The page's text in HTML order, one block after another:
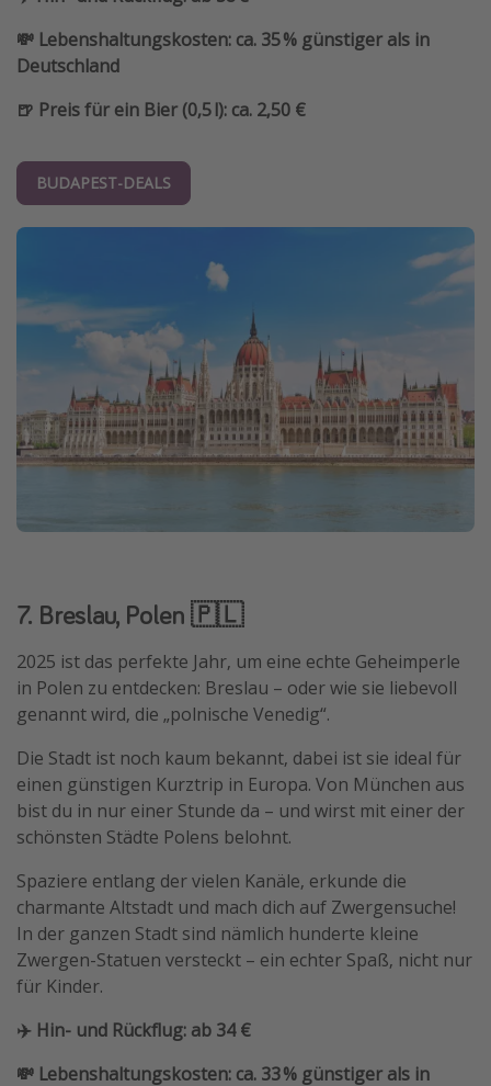
💸 Lebenshaltungskosten: ca. 35 % günstiger als in
Deutschland
🍺 Preis für ein Bier (0,5 l): ca. 2,50 €
BUDAPEST-DEALS
7. Breslau, Polen 🇵🇱
2025 ist das perfekte Jahr, um eine echte Geheimperle
in Polen zu entdecken: Breslau – oder wie sie liebevoll
genannt wird, die „polnische Venedig“.
Die Stadt ist noch kaum bekannt, dabei ist sie ideal für
einen günstigen Kurztrip in Europa. Von München aus
bist du in nur einer Stunde da – und wirst mit einer der
schönsten Städte Polens belohnt.
Spaziere entlang der vielen Kanäle, erkunde die
charmante Altstadt und mach dich auf Zwergensuche!
In der ganzen Stadt sind nämlich hunderte kleine
Zwergen-Statuen versteckt – ein echter Spaß, nicht nur
für Kinder.
✈️ Hin- und Rückflug: ab 34 €
💸 Lebenshaltungskosten: ca. 33 % günstiger als in